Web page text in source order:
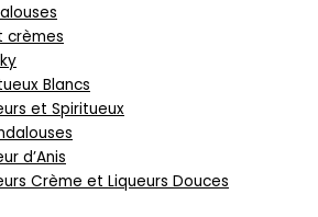
crèmes
Blancs
et Spiritueux
d’Anis
Crème et Liqueurs Douces